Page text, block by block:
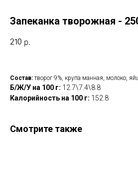
Запеканка творожная -
210 р.
Состав: творог 9%, крупа манная, молоко,
Б/Ж/У на 100 г: 12.7\7.4\8.8
Калорийность на 100 г: 152.8
Смотрите также